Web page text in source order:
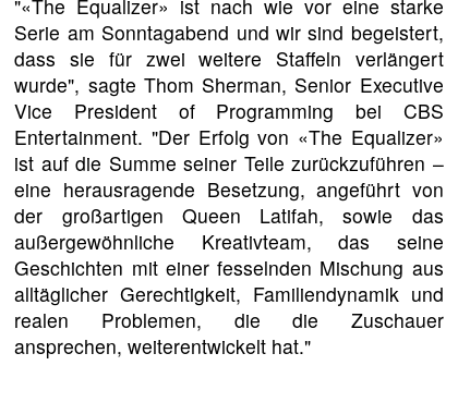
"«The Equalizer» ist nach wie vor eine starke
Serie am Sonntagabend und wir sind begeistert,
dass sie für zwei weitere Staffeln verlängert
wurde", sagte Thom Sherman, Senior Executive
Vice President of Programming bei CBS
Entertainment. "Der Erfolg von «The Equalizer»
ist auf die Summe seiner Teile zurückzuführen –
eine herausragende Besetzung, angeführt von
der großartigen Queen Latifah, sowie das
außergewöhnliche Kreativteam, das seine
Geschichten mit einer fesselnden Mischung aus
alltäglicher Gerechtigkeit, Familiendynamik und
realen Problemen, die die Zuschauer
ansprechen, weiterentwickelt hat."